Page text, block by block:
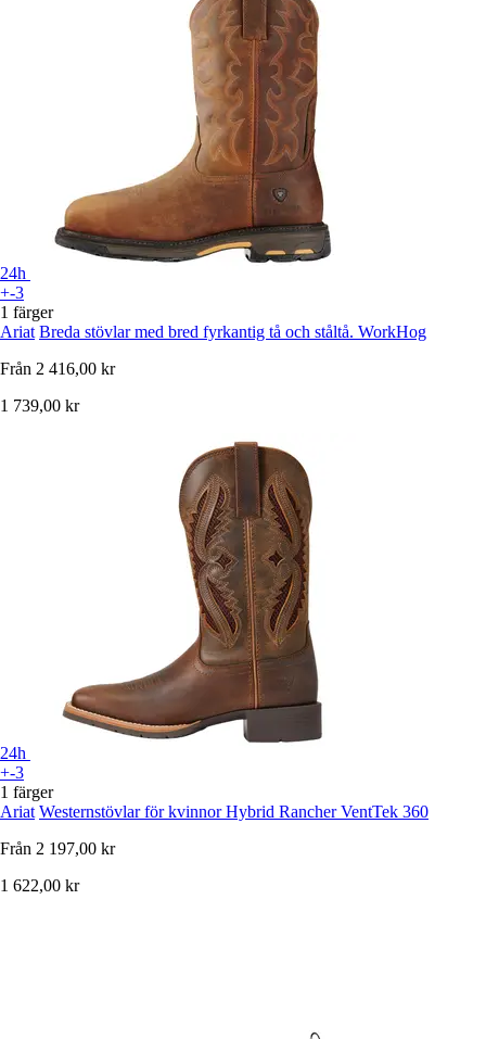
24h
+-3
1 färger
Ariat Breda stövlar med bred fyrkantig tå och ståltå. WorkHog
Från 2 416,00 kr
1 739,00 kr
24h
+-3
1 färger
Ariat Westernstövlar för kvinnor Hybrid Rancher VentTek 360
Från 2 197,00 kr
1 622,00 kr